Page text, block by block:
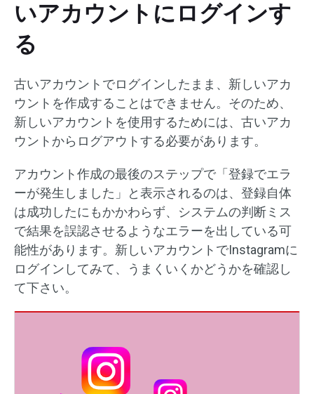
いアカウントにログインす
る
古いアカウントでログインしたまま、新しいアカ
ウントを作成することはできません。そのため、
新しいアカウントを使用するためには、古いアカ
ウントからログアウトする必要があります。
アカウント作成の最後のステップで「登録でエラ
ーが発生しました」と表示されるのは、登録自体
は成功したにもかかわらず、システムの判断ミス
で結果を誤認させるようなエラーを出している可
能性があります。新しいアカウントでInstagramに
ログインしてみて、うまくいくかどうかを確認し
て下さい。